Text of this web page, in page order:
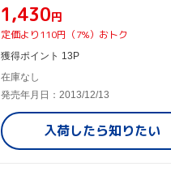
¥1,430円
定価より110円（7%）おトク
獲得ポイント 13P
在庫なし
発売年月日：2013/12/13
入荷したら知りたい